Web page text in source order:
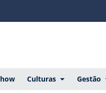
Culturas Gestão